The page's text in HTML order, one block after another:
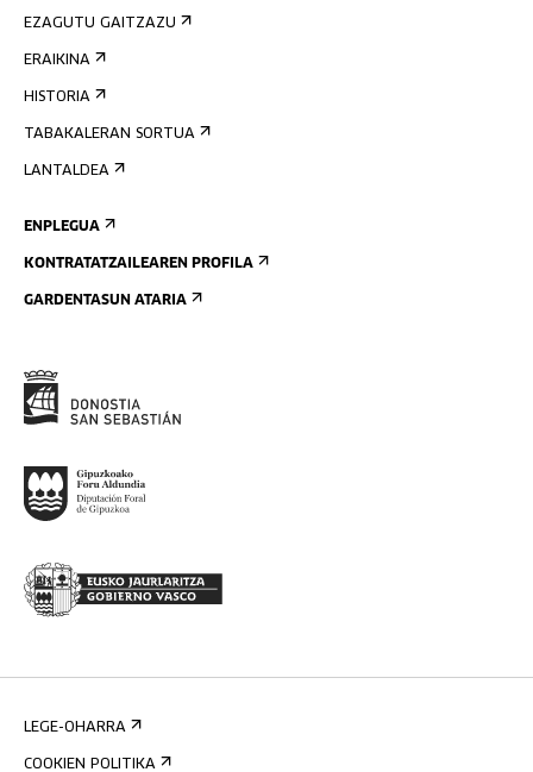
EZAGUTU GAITZAZU
ERAIKINA
HISTORIA
TABAKALERAN SORTUA
LANTALDEA
ENPLEGUA
KONTRATATZAILEAREN PROFILA
GARDENTASUN ATARIA
LEGE-OHARRA
COOKIEN POLITIKA